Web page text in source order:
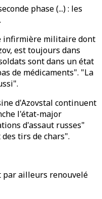
phase (...) : les
infirmière militaire dont
est toujours dans
sont dans un état
de médicaments". "La
d'Azovstal continuent
l'état-major
d'assaut russes"
tirs de chars".
par ailleurs renouvelé